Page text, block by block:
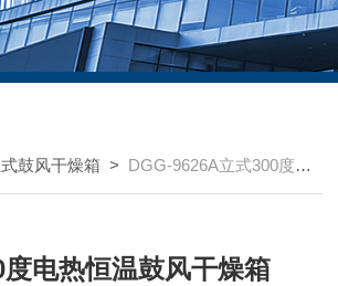
鼓风干燥箱 > DGG-9626A立式300度电热恒温鼓风干燥箱
电热恒温鼓风干燥箱